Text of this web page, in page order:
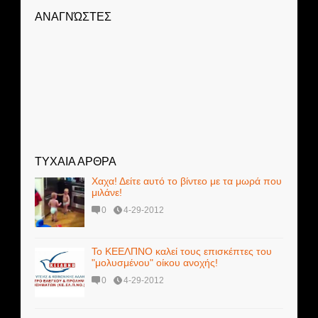
ΑΝΑΓΝΏΣΤΕΣ
ΤΥΧΑΙΑ ΑΡΘΡΑ
Χαχα! Δείτε αυτό το βίντεο με τα μωρά που
μιλάνε!
0 4-29-2012
Το ΚΕΕΛΠΝΟ καλεί τους επισκέπτες του
"μολυσμένου" οίκου ανοχής!
0 4-29-2012